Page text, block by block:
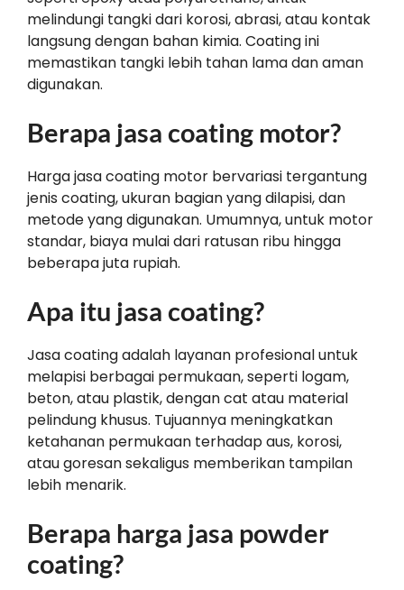
melindungi tangki dari korosi, abrasi, atau kontak
langsung dengan bahan kimia. Coating ini
memastikan tangki lebih tahan lama dan aman
digunakan.
Berapa jasa coating motor?
Harga jasa coating motor bervariasi tergantung
jenis coating, ukuran bagian yang dilapisi, dan
metode yang digunakan. Umumnya, untuk motor
standar, biaya mulai dari ratusan ribu hingga
beberapa juta rupiah.
Apa itu jasa coating?
Jasa coating adalah layanan profesional untuk
melapisi berbagai permukaan, seperti logam,
beton, atau plastik, dengan cat atau material
pelindung khusus. Tujuannya meningkatkan
ketahanan permukaan terhadap aus, korosi,
atau goresan sekaligus memberikan tampilan
lebih menarik.
Berapa harga jasa powder
coating?